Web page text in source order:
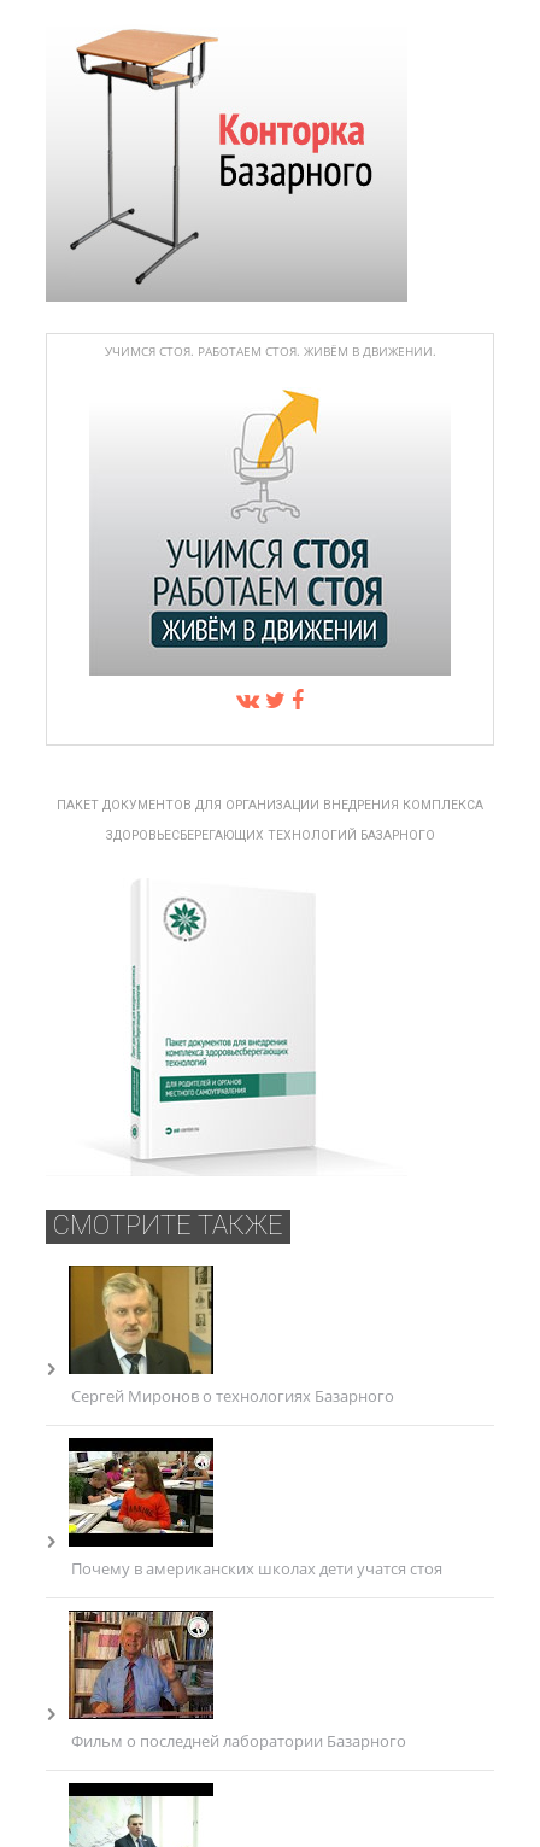
УЧИМСЯ СТОЯ. РАБОТАЕМ СТОЯ. ЖИВЁМ В ДВИЖЕНИИ.
ПАКЕТ ДОКУМЕНТОВ ДЛЯ ОРГАНИЗАЦИИ ВНЕДРЕНИЯ КОМПЛЕКСА
ЗДОРОВЬЕСБЕРЕГАЮЩИХ ТЕХНОЛОГИЙ БАЗАРНОГО
СМОТРИТЕ ТАКЖЕ
Сергей Миронов о технологиях Базарного
Почему в американских школах дети учатся стоя
Фильм о последней лаборатории Базарного